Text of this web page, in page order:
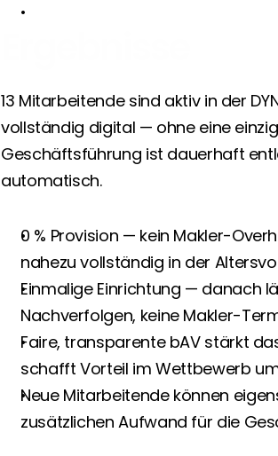
13 Mitarbeitende sind aktiv in der
vollständig digital — ohne eine
Geschäftsführung ist dauerhaft
automatisch.
0 % Provision — kein Makler-
nahezu vollständig in der
Einmalige Einrichtung — danach
Nachverfolgen, keine Makler-
Faire, transparente bAV stärkt
schafft Vorteil im Wettbewerb
Neue Mitarbeitende können
zusätzlichen Aufwand für die